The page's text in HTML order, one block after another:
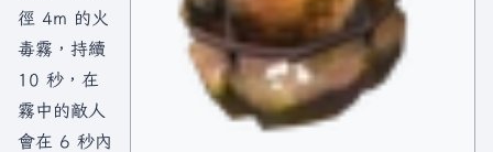
徑 4m 的火
毒霧，持續
10 秒，在
霧中的敵人
會在 6 秒內